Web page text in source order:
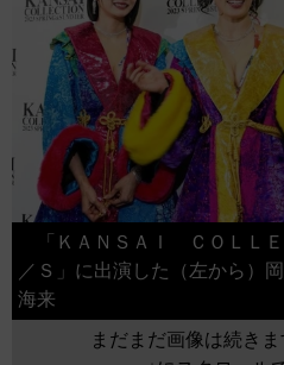
「ＫＡＮＳＡＩ ＣＯＬＬ
／Ｓ」に出演した（左から）
海来
まだまだ画像は続きま